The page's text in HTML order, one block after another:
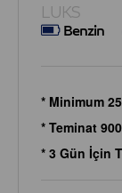
LUKS
Benzin
* Minimum
* Teminat
* 3 Gün İçin